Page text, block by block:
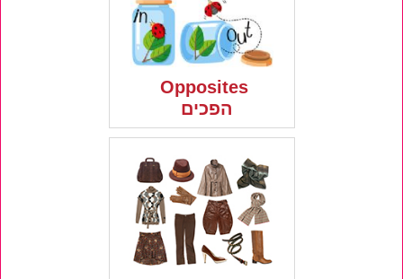
Opposites
הפכים